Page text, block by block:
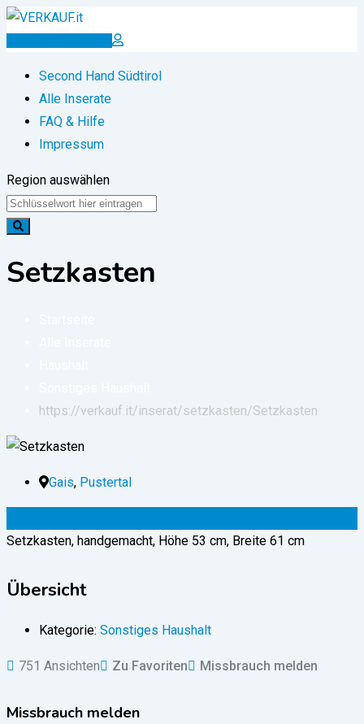
Zum
Inserat erstellen
Second Hand Südtirol
Alle Inserate
FAQ & Hilfe
Impressum
Region auswählen
Setzkasten
https://verkauf.it/inserat/setzkasten/Setzkasten
Gais, Pustertal
Setzkasten, handgemacht, Höhe 53 cm, Breite 61 cm
Übersicht
Kategorie: Sonstiges Haushalt
751 Ansichten Zu Favoriten Missbrauch melden
Missbrauch melden